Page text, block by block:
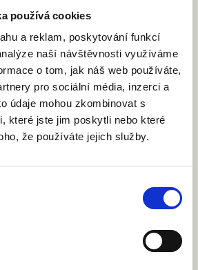
používá cookies
a reklam, poskytování funkcí
naší návštěvnosti využíváme
o tom, jak náš web používáte,
pro sociální média, inzerci a
údaje mohou zkombinovat s
které jste jim poskytli nebo které
že používáte jejich služby.
osobních údajů podle